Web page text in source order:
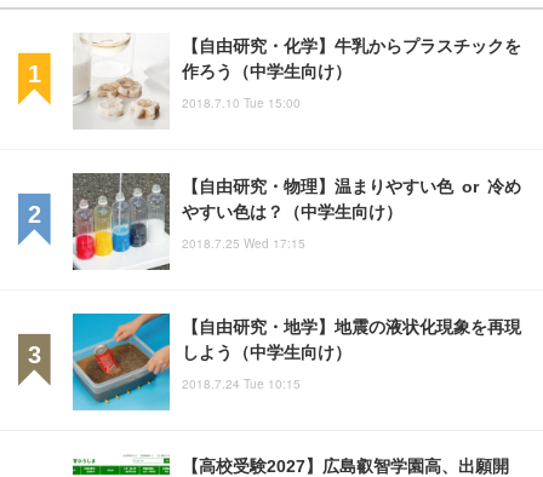
【自由研究・化学】牛乳からプラスチックを
作ろう（中学生向け）
2018.7.10 Tue 15:00
【自由研究・物理】温まりやすい色 or 冷め
やすい色は？（中学生向け）
2018.7.25 Wed 17:15
【自由研究・地学】地震の液状化現象を再現
しよう（中学生向け）
2018.7.24 Tue 10:15
【高校受験2027】広島叡智学園高、出願開